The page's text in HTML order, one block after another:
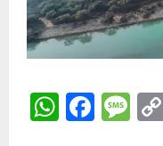
W
F
M